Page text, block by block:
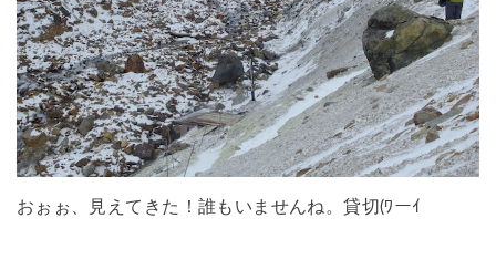
おぉぉ、見えてきた！誰もいませんね。貸切(ﾜーｲ